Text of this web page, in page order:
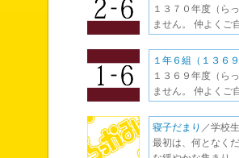
１３７０年度（ら
ません。 仲よくご
１年６組（１３６
１３６９年度（ら
ません。 仲よくご
寝子だまり ／学校
最初は、何となく